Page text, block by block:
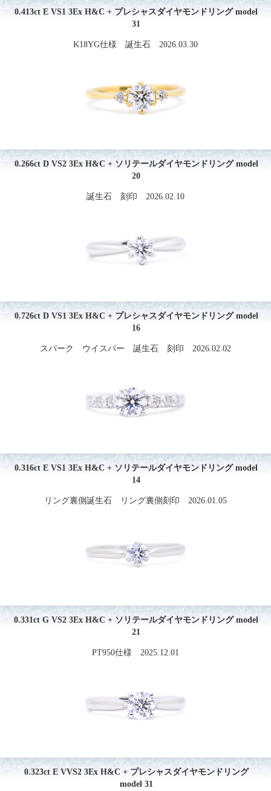
0.413ct E VS1 3Ex H&C + プレシャスダイヤモンドリング model
31
K18YG仕様 誕生石 2026.03.30
0.266ct D VS2 3Ex H&C + ソリテールダイヤモンドリング model
20
誕生石 刻印 2026.02.10
0.726ct D VS1 3Ex H&C + プレシャスダイヤモンドリング model
16
スパーク ウイスパー 誕生石 刻印 2026.02.02
0.316ct E VS1 3Ex H&C + ソリテールダイヤモンドリング model
14
リング裏側誕生石 リング裏側刻印 2026.01.05
0.331ct G VS2 3Ex H&C + ソリテールダイヤモンドリング model
21
PT950仕様 2025.12.01
0.323ct E VVS2 3Ex H&C + プレシャスダイヤモンドリング
model 31